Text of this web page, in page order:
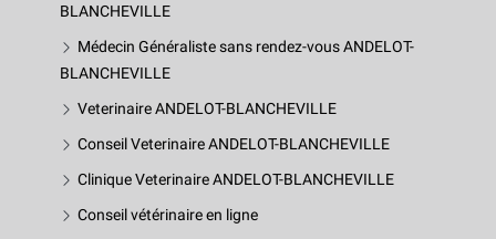
BLANCHEVILLE
Médecin Généraliste sans rendez-vous ANDELOT-
BLANCHEVILLE
Veterinaire ANDELOT-BLANCHEVILLE
Conseil Veterinaire ANDELOT-BLANCHEVILLE
Clinique Veterinaire ANDELOT-BLANCHEVILLE
Conseil vétérinaire en ligne